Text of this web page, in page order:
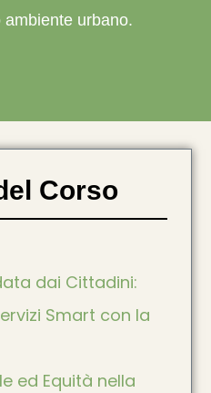
urbano.
Corso
dai Cittadini:
Smart con la
ed Equità nella